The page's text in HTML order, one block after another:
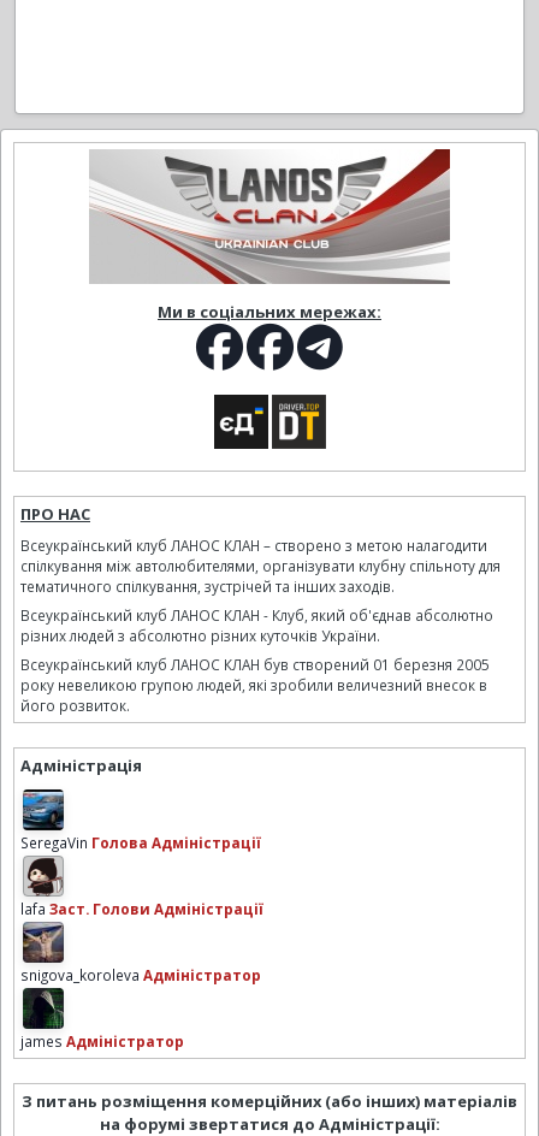
Ми в соціальних мережах:
ПРО НАС
Всеукраїнський клуб ЛАНОС КЛАН – створено з метою налагодити
спілкування між автолюбителями, організувати клубну спільноту для
тематичного спілкування, зустрічей та інших заходів.
Всеукраїнський клуб ЛАНОС КЛАН - Клуб, який об'єднав абсолютно
різних людей з абсолютно різних куточків України.
Всеукраїнський клуб ЛАНОС КЛАН був створений 01 березня 2005
року невеликою групою людей, які зробили величезний внесок в
його розвиток.
Адміністрація
SeregaVin Голова Адміністрації
lafa Заст. Голови Адміністрації
snigova_koroleva Адміністратор
james Адміністратор
З питань розміщення комерційних (або інших) матеріалів
на форумі звертатися до Адміністрації: